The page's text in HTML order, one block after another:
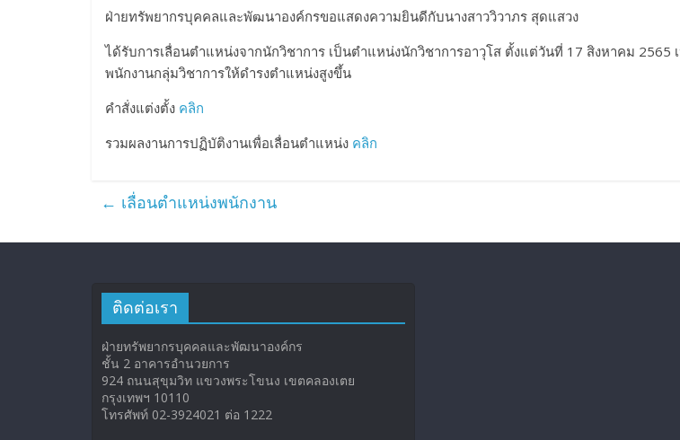
ฝ่ายทรัพยากรบุคคลและพัฒนาองค์กรขอแสดงความยินดีกับนางสาววิวาภร สุดแสวง
ได้รับการเลื่อนตำแหน่งจากนักวิชาการ เป็นตำแหน่งนักวิชาการอาวุโส ตั้งแต่วันที่ 17 สิงหาคม
พนักงานกลุ่มวิชาการให้ดำรงตำแหน่งสูงขึ้น
คำสั่งแต่งตั้ง คลิก
รวมผลงานการปฏิบัติงานเพื่อเลื่อนตำแหน่ง คลิก
← เลื่อนตำแหน่งพนักงาน
ติดต่อเรา
ฝ่ายทรัพยากรบุคคลและพัฒนาองค์กร
ชั้น 2 อาคารอำนวยการ
924 ถนนสุขุมวิท แขวงพระโขนง เขตคลองเตย
กรุงเทพฯ 10110
โทรศัพท์ 02-3924021 ต่อ 1222